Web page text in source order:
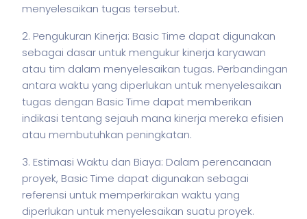
menyelesaikan tugas tersebut.
2. Pengukuran Kinerja: Basic Time dapat digunakan
sebagai dasar untuk mengukur kinerja karyawan
atau tim dalam menyelesaikan tugas. Perbandingan
antara waktu yang diperlukan untuk menyelesaikan
tugas dengan Basic Time dapat memberikan
indikasi tentang sejauh mana kinerja mereka efisien
atau membutuhkan peningkatan.
3. Estimasi Waktu dan Biaya: Dalam perencanaan
proyek, Basic Time dapat digunakan sebagai
referensi untuk memperkirakan waktu yang
diperlukan untuk menyelesaikan suatu proyek.